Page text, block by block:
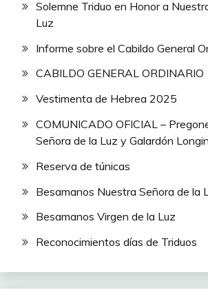
Solemne Triduo en Honor a
Luz
Informe sobre el Cabildo General
CABILDO GENERAL ORDINARIO
Vestimenta de Hebrea 2025
COMUNICADO OFICIAL –
Señora de la Luz y Galardón
Reserva de túnicas
Besamanos Nuestra Señora de la
Besamanos Virgen de la Luz
Reconocimientos días de Triduos